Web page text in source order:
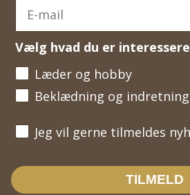
Vælg hvad du er
Læder og hobby
Beklædning og indretning
Jeg vil gerne tilmeldes
Jeg vil gerne tilmeldes
TILMELD